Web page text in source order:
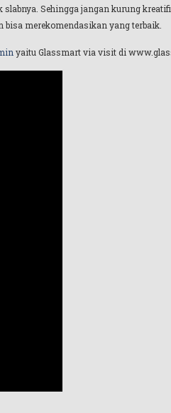
slabnya. Sehingga jangan kurung
bisa merekomendasikan yang terbaik.
yaitu Glassmart via visit di